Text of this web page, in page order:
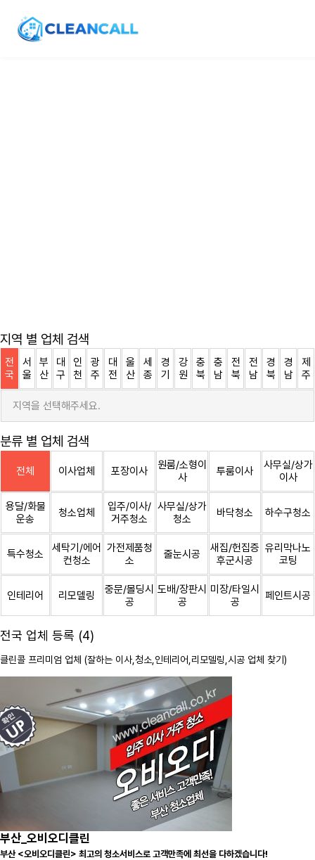
지역 별 업체 검색
전
국
서
울
부
산
대
구
인
천
광
주
대
전
울
산
세
종
경
기
강
원
충
북
충
남
전
북
전
남
경
북
경
남
제
주
지역을 선택해주세요.
분류 별 업체 검색
전체 이사업체 포장이사
원룸/소형이
사
투룸이사
사무실/상가
이사
용달/화물
운송
청소업체
입주/이사/
거주청소
사무실/상가
청소
바닥청소 하수구청소
특수청소
세탁기/에어
컨청소
가전제품청
소
줄눈시공
새집/헌집증
후군시공
유리막나노
코팅
인테리어 리모델링
중문/몰딩시
공
도배/장판시
공
미장/타일시
공
페인트시공
전국 업체 등록 (4)
클린콜 프리미엄 업체 (잘하는 이사, 청소 ,인테리어,리모델링,시공 업체 찾기)
부산_오비오디클린
부산 <오비오디클린> 최고의 청소서비스로 고객만족에 최선을 다하겠습니다!